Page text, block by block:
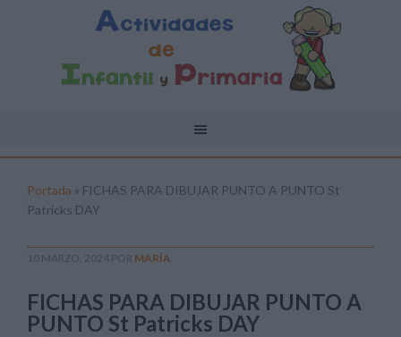
Portada » FICHAS PARA DIBUJAR PUNTO A PUNTO St
Patricks DAY
10 MARZO, 2024 POR MARÍA
FICHAS PARA DIBUJAR PUNTO A
PUNTO St Patricks DAY